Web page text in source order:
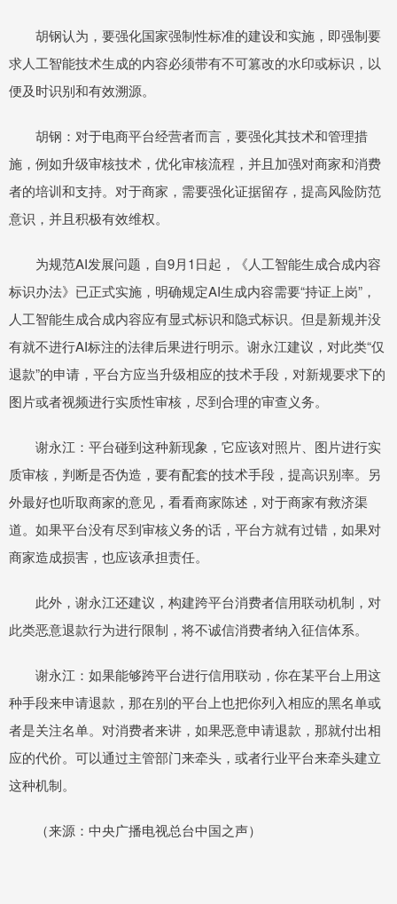
胡钢认为，要强化国家强制性标准的建设和实施，即强制要
求人工智能技术生成的内容必须带有不可篡改的水印或标识，以
便及时识别和有效溯源。
胡钢：对于电商平台经营者而言，要强化其技术和管理措
施，例如升级审核技术，优化审核流程，并且加强对商家和消费
者的培训和支持。对于商家，需要强化证据留存，提高风险防范
意识，并且积极有效维权。
为规范AI发展问题，自9月1日起，《人工智能生成合成内容
标识办法》已正式实施，明确规定AI生成内容需要“持证上岗”，
人工智能生成合成内容应有显式标识和隐式标识。但是新规并没
有就不进行AI标注的法律后果进行明示。谢永江建议，对此类“仅
退款”的申请，平台方应当升级相应的技术手段，对新规要求下的
图片或者视频进行实质性审核，尽到合理的审查义务。
谢永江：平台碰到这种新现象，它应该对照片、图片进行实
质审核，判断是否伪造，要有配套的技术手段，提高识别率。另
外最好也听取商家的意见，看看商家陈述，对于商家有救济渠
道。如果平台没有尽到审核义务的话，平台方就有过错，如果对
商家造成损害，也应该承担责任。
此外，谢永江还建议，构建跨平台消费者信用联动机制，对
此类恶意退款行为进行限制，将不诚信消费者纳入征信体系。
谢永江：如果能够跨平台进行信用联动，你在某平台上用这
种手段来申请退款，那在别的平台上也把你列入相应的黑名单或
者是关注名单。对消费者来讲，如果恶意申请退款，那就付出相
应的代价。可以通过主管部门来牵头，或者行业平台来牵头建立
这种机制。
（来源：中央广播电视总台中国之声）